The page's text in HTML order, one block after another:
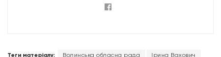
Теги матеріалу: Волинська обласна рада Ірина Вахович